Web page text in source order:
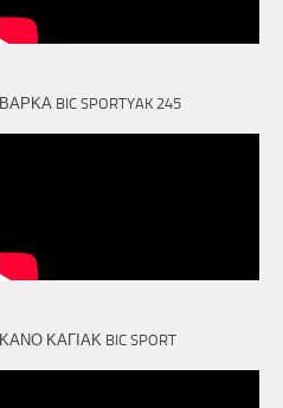
ΒΑΡΚΑ BIC SPORTYAK 245
ΚΑΝΟ ΚΑΓΙΑΚ BIC SPORT